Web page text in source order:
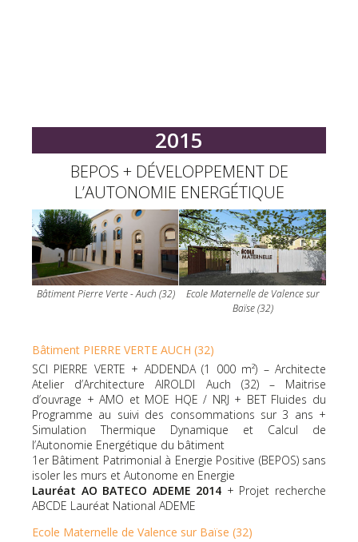
2015
BEPOS + DÉVELOPPEMENT DE
L’AUTONOMIE ENERGÉTIQUE
Bâtiment Pierre Verte - Auch (32)
Ecole Maternelle de Valence sur
Baïse (32)
Bâtiment PIERRE VERTE AUCH (32)
SCI PIERRE VERTE + ADDENDA (1 000 m²) – Architecte
Atelier d’Architecture AIROLDI Auch (32) – Maitrise
d’ouvrage + AMO et MOE HQE / NRJ + BET Fluides du
Programme au suivi des consommations sur 3 ans +
Simulation Thermique Dynamique et Calcul de
l’Autonomie Energétique du bâtiment
1er Bâtiment Patrimonial à Energie Positive (BEPOS) sans
isoler les murs et Autonome en Energie
Lauréat AO BATECO ADEME 2014 + Projet recherche
ABCDE Lauréat National ADEME
Ecole Maternelle de Valence sur Baïse (32)